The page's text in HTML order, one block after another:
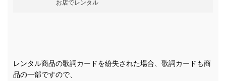
お店でレンタル
レンタル商品の歌詞カードを紛失された場合、歌詞カードも商
品の一部ですので、